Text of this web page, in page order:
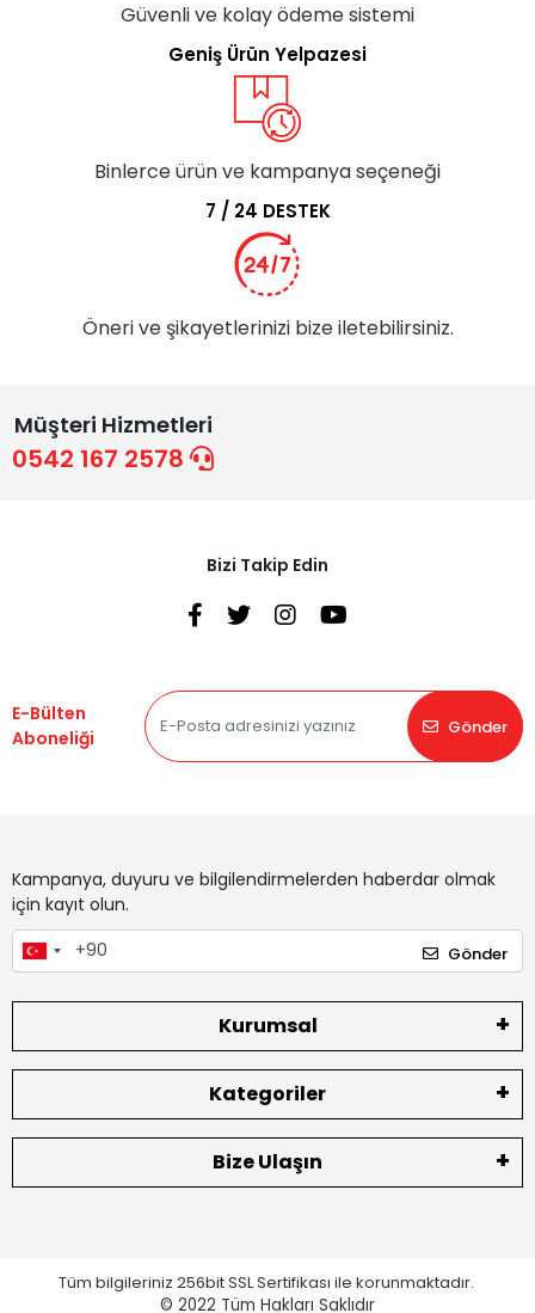
Güvenli ve kolay ödeme sistemi
Geniş Ürün Yelpazesi
Binlerce ürün ve kampanya seçeneği
7 / 24 DESTEK
Öneri ve şikayetlerinizi bize iletebilirsiniz.
Müşteri Hizmetleri
0542 167 2578
Bizi Takip Edin
E-Bülten
Aboneliği
Gönder
Kampanya, duyuru ve bilgilendirmelerden haberdar olmak
için kayıt olun.
Gönder
Kurumsal
Kategoriler
Bize Ulaşın
Tüm bilgileriniz 256bit SSL Sertifikası ile korunmaktadır.
© 2022 Tüm Hakları Saklıdır